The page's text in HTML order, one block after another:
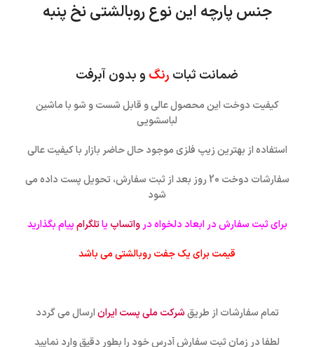
جنس پارچه این نوع روبالشتی نخ پنبه
ضمانت ثبات رنگ و بدون آبرفت
کیفیت دوخت این محصول عالی و قابل شست و شو با ماشین
لباسشویی
استفاده از بهترین زیپ فلزی موجود حال حاضر بازار با کیفیت عالی
سفارشات دوخت 20 روز بعد از ثبت سفارش، تحویل پست داده می
شود
برای ثبت سفارش در ابعاد دلخواه درواتساپ یاتلگرامپیام بگذارید
قیمت برای یک جفت روبالشتی می باشد
تمام سفارشات از طریقشرکت ملی پست ایرانارسال می گردد
لطفا در زمان ثبت سفارش آدرس خود را بطور دقیق وارد نمایید